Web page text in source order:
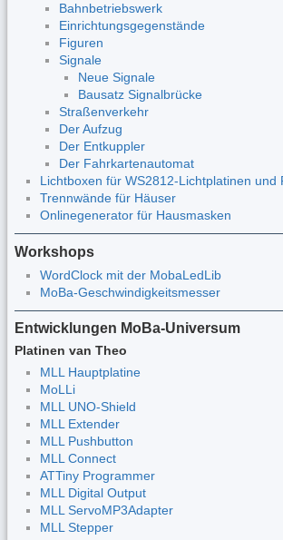
Bahnbetriebswerk
Einrichtungsgegenstände
Figuren
Signale
Neue Signale
Bausatz Signalbrücke
Straßenverkehr
Der Aufzug
Der Entkuppler
Der Fahrkartenautomat
Lichtboxen für WS2812-Lichtplatinen und
Trennwände für Häuser
Onlinegenerator für Hausmasken
Workshops
WordClock mit der MobaLedLib
MoBa-Geschwindigkeitsmesser
Entwicklungen MoBa-Universum
Platinen van Theo
MLL Hauptplatine
MoLLi
MLL UNO-Shield
MLL Extender
MLL Pushbutton
MLL Connect
ATTiny Programmer
MLL Digital Output
MLL ServoMP3Adapter
MLL Stepper